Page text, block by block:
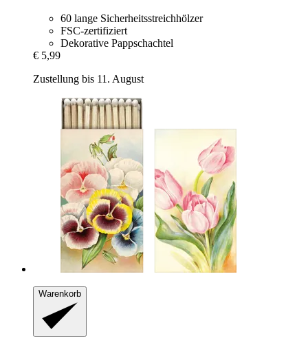
60 lange Sicherheitsstreichhölzer
FSC-zertifiziert
Dekorative Pappschachtel
€ 5,99
Zustellung bis 11. August
Warenkorb